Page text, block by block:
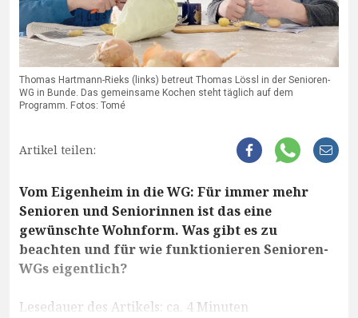
Thomas Hartmann-Rieks (links) betreut Thomas Lössl in der Senioren-
WG in Bunde. Das gemeinsame Kochen steht täglich auf dem
Programm. Fotos: Tomé
Artikel teilen:
Vom Eigenheim in die WG: Für immer mehr
Senioren und Seniorinnen ist das eine
gewünschte Wohnform. Was gibt es zu
beachten und für wie funktionieren Senioren-
WGs eigentlich?
Lesedauer des Artikels: ca. 4 Minuten